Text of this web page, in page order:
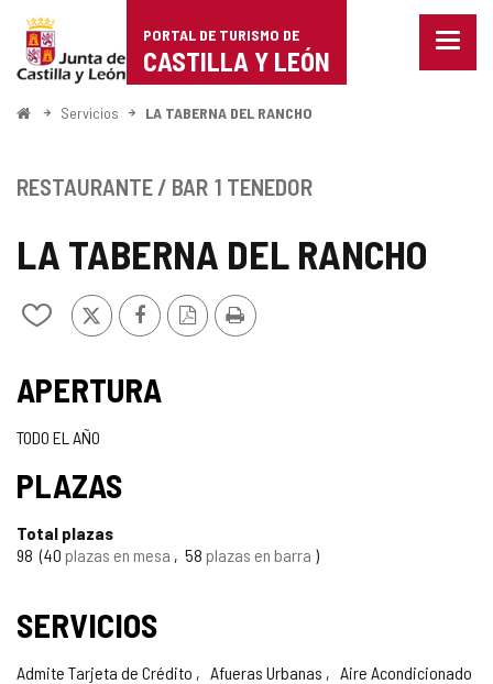
Portal
de
Turismo
Castilla
León
PORTAL DE TURISMO DE
CASTILLA Y LEÓN
Menu
InicioServicios LA TABERNA DEL RANCHO
LA TABERNA DEL RANCHO
Añadir/quitar
cuadernos
X FacebookVersión
PDF
Imprimir
RESTAURANTE / BAR 1 TENEDOR
APERTURA
TODO EL AÑO
PLAZAS
Total plazas
98 40 plazas en mesa 58 plazas en barra
SERVICIOS
Admite Tarjeta de Crédito Afueras Urbanas
Aire Acondicionado